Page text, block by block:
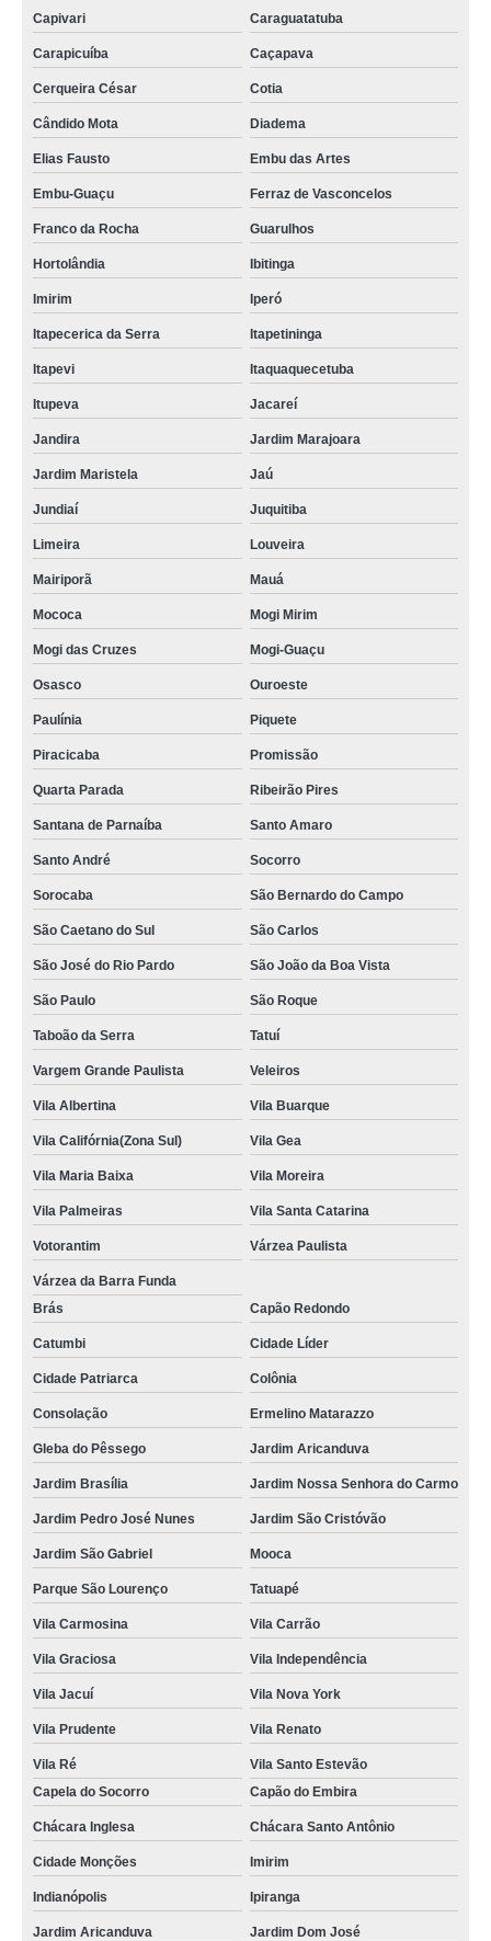
Capivari Caraguatatuba
Carapicuíba Caçapava
Cerqueira César Cotia
Cândido Mota Diadema
Elias Fausto Embu das Artes
Embu-Guaçu Ferraz de Vasconcelos
Franco da Rocha Guarulhos
Hortolândia Ibitinga
Imirim Iperó
Itapecerica da Serra Itapetininga
Itapevi Itaquaquecetuba
Itupeva Jacareí
Jandira Jardim Marajoara
Jardim Maristela Jaú
Jundiaí Juquitiba
Limeira Louveira
Mairiporã Mauá
Mococa Mogi Mirim
Mogi das Cruzes Mogi-Guaçu
Osasco Ouroeste
Paulínia Piquete
Piracicaba Promissão
Quarta Parada Ribeirão Pires
Santana de Parnaíba Santo Amaro
Santo André Socorro
Sorocaba São Bernardo do Campo
São Caetano do Sul São Carlos
São José do Rio Pardo São João da Boa Vista
São Paulo São Roque
Taboão da Serra Tatuí
Vargem Grande Paulista Veleiros
Vila Albertina Vila Buarque
Vila Califórnia(Zona Sul) Vila Gea
Vila Maria Baixa Vila Moreira
Vila Palmeiras Vila Santa Catarina
Votorantim Várzea Paulista
Várzea da Barra Funda
Brás
Capão Redondo
Catumbi Cidade Líder
Cidade Patriarca Colônia
Consolação Ermelino Matarazzo
Gleba do Pêssego Jardim Aricanduva
Jardim Brasília Jardim Nossa Senhora do Carmo
Jardim Pedro José Nunes Jardim São Cristóvão
Jardim São Gabriel Mooca
Parque São Lourenço Tatuapé
Vila Carmosina Vila Carrão
Vila Graciosa Vila Independência
Vila Jacuí Vila Nova York
Vila Prudente Vila Renato
Vila Ré
Vila Santo Estevão
Capela do Socorro
Capão do Embira
Chácara Inglesa Chácara Santo Antônio
Cidade Monções Imirim
Indianópolis Ipiranga
Jardim Aricanduva Jardim Dom José